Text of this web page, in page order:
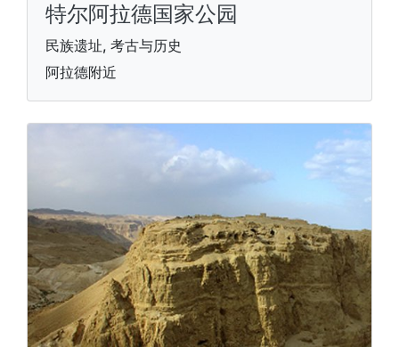
特尔阿拉德国家公园
民族遗址, 考古与历史
阿拉德附近